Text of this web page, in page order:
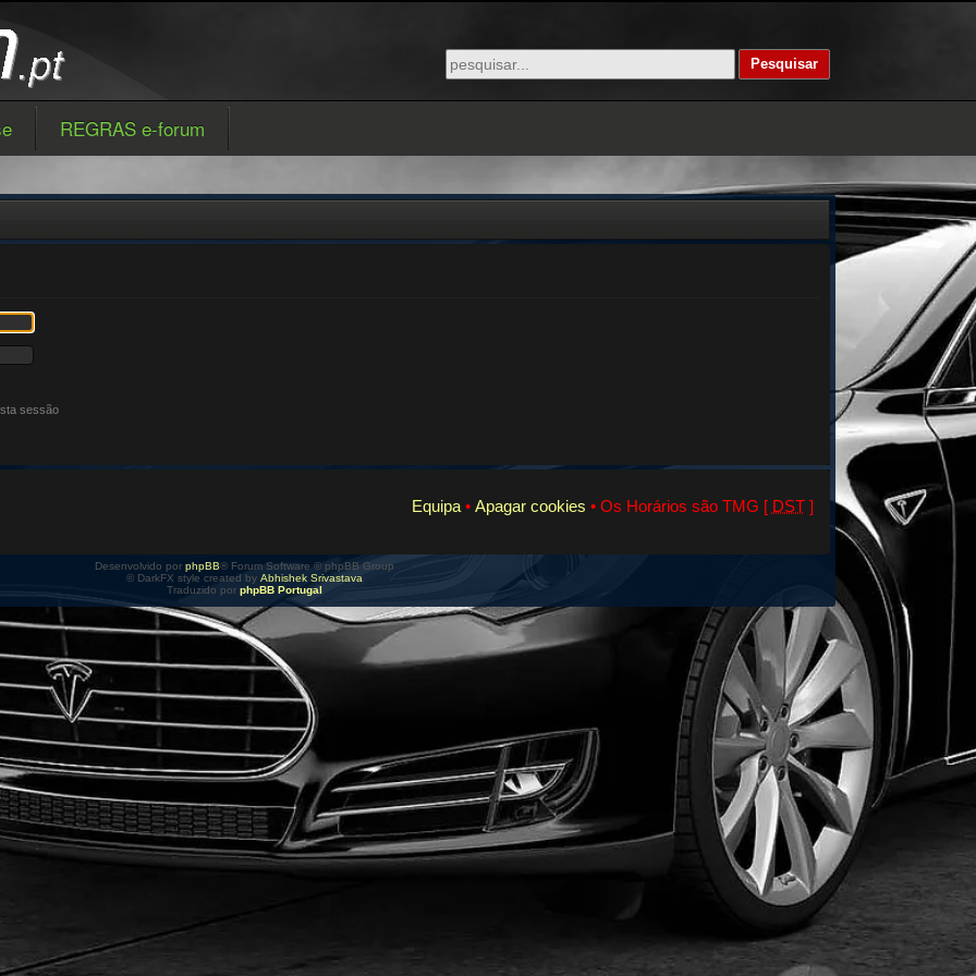
REGRAS e-forum
sessão
Equipa• Apagar cookies • Os Horários são TMG [ DST]
Desenvolvido por phpBB® Forum Software © phpBB Group
© DarkFX style created by Abhishek Srivastava
Traduzido por phpBB Portugal